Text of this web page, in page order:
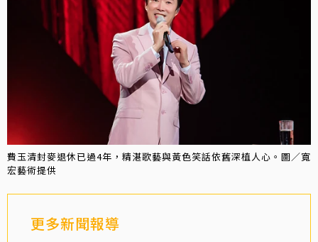
費玉清封麥退休已過4年，精湛歌藝與黃色笑話依舊深植人心。圖／寬
宏藝術提供
更多新聞報導